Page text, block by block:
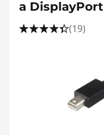
a DisplayPort
(19)